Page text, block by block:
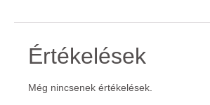
Értékelések
Még nincsenek értékelések.